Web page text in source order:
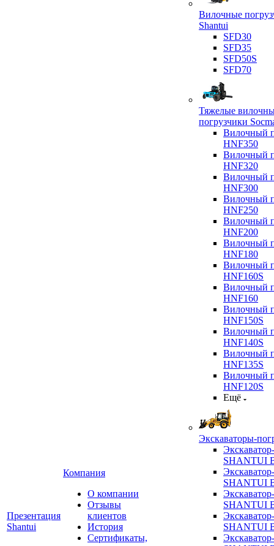
Презентация
Shantui
Компания
О компании
Отзывы
клиентов
История
Сертификаты,
Вилочные
Shantui
SFD30
SFD35
SFD50S
SFD70
Тяжелые
погрузчики
Вилочный
HNF350
Вилочный
HNF320
Вилочный
HNF300
Вилочный
HNF250
Вилочный
HNF200
Вилочный
HNF180
Вилочный
HNF160S
Вилочный
HNF160
Вилочный
HNF150S
Вилочный
HNF140S
Вилочный
HNF135S
Вилочный
HNF120S
Ещё
Экскаваторы-
SHANTUI
SHANTUI
SHANTUI
SHANTUI